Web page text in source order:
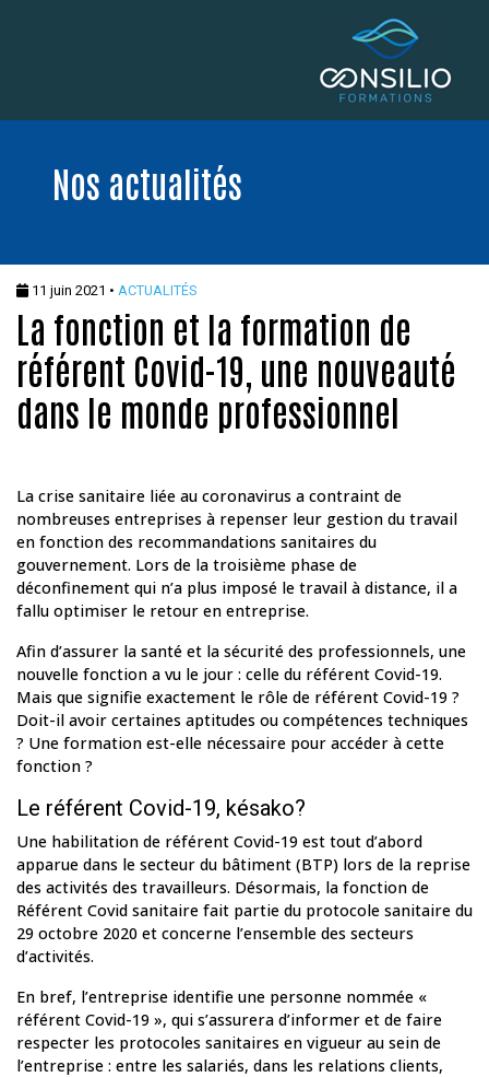
Nos actualités
11 juin 2021 • ACTUALITÉS
La fonction et la formation de
référent Covid-19, une nouveauté
dans le monde professionnel
La crise sanitaire liée au coronavirus a contraint de
nombreuses entreprises à repenser leur gestion du travail
en fonction des recommandations sanitaires du
gouvernement. Lors de la troisième phase de
déconfinement qui n’a plus imposé le travail à distance, il a
fallu optimiser le retour en entreprise.
Afin d’assurer la santé et la sécurité des professionnels, une
nouvelle fonction a vu le jour : celle du référent Covid-19.
Mais que signifie exactement le rôle de référent Covid-19 ?
Doit-il avoir certaines aptitudes ou compétences techniques
? Une formation est-elle nécessaire pour accéder à cette
fonction ?
Le référent Covid-19, késako?
Une habilitation de référent Covid-19 est tout d’abord
apparue dans le secteur du bâtiment (BTP) lors de la reprise
des activités des travailleurs. Désormais, la fonction de
Référent Covid sanitaire fait partie du protocole sanitaire du
29 octobre 2020 et concerne l’ensemble des secteurs
d’activités.
En bref, l’entreprise identifie une personne nommée «
référent Covid-19 », qui s’assurera d’informer et de faire
respecter les protocoles sanitaires en vigueur au sein de
l’entreprise : entre les salariés, dans les relations clients,